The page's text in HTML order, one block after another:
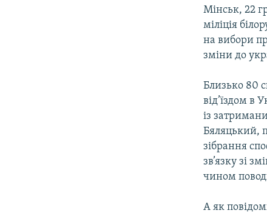
Мінськ, 22
міліція
на вибори
зміни до
Близько 80
від’їздом в
із
Бяляцький,
зібрання
зв’язку зі
чином
А як